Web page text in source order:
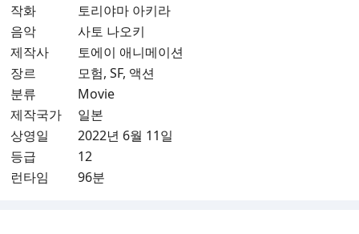
작화
토리야마 아키라
음악
사토 나오키
제작사
토에이 애니메이션
장르
모험, SF, 액션
분류
Movie
제작국가
일본
상영일
2022년 6월 11일
등급
12
런타임
96분